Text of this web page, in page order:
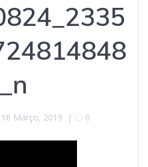
_n
16 Março, 2019 | 0